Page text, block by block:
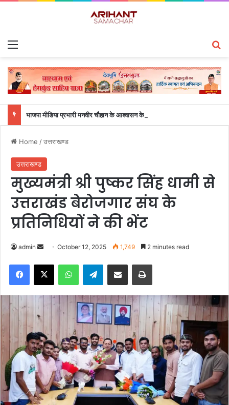
Home /उत्तराखण्ड
उत्तराखण्ड
मुख्यमंत्री श्री पुष्कर सिंह धामी से
उत्तराखंड बेरोजगार संघ के
प्रतिनिधियों ने की भेंट
admin
n
d
a
m
a
i
October 12, 2025 1,749 2 minutes read
Telegram